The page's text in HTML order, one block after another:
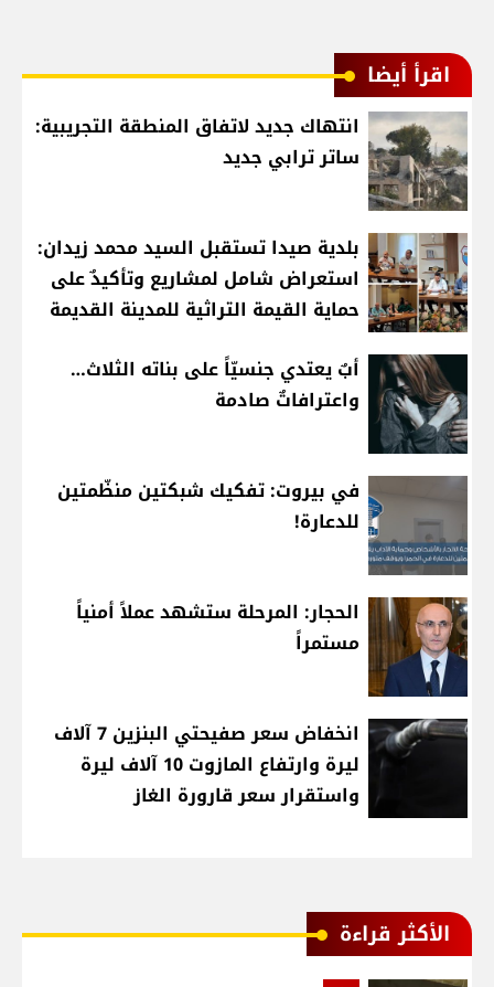
اقرأ أيضا
انتهاك جديد لاتفاق المنطقة التجريبية:
ساتر ترابي جديد
بلدية صيدا تستقبل السيد محمد زيدان:
استعراض شامل لمشاريع وتأكيدٌ على
حماية القيمة التراثية للمدينة القديمة
أبٌ يعتدي جنسيّاً على بناته الثلاث…
واعترافاتٌ صادمة
في بيروت: تفكيك شبكتين منظّمتين
للدعارة!
الحجار: المرحلة ستشهد عملاً أمنياً
مستمراً
انخفاض سعر صفيحتي البنزين 7 آلاف
ليرة وارتفاع المازوت 10 آلاف ليرة
واستقرار سعر قارورة الغاز
الأكثر قراءة